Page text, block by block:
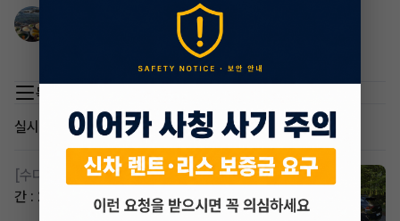
010-7758-1230 k5 가스
목록 이동
실시간 인기글
[수다방]
스포티지하이브리드 승계합니다(잔여렌트기
간 : 26개월)